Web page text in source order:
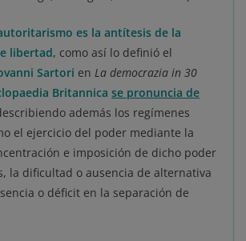
es la antítesis de la
libertad, como así lo definió el
Sartori en La democrazia in 30
Britannica se pronuncia de
además los regímenes
el ejercicio del poder mediante la
e imposición de dicho poder
la dificultad o ausencia de alternativa
o déficit en la separación de